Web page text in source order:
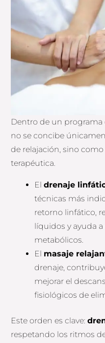
Dentro de un programa
no se concibe
de relajación, sino
terapéutica.
Eldrenaje
técnicas más
retorno linfático,
líquidos y ayuda
metabólicos.
El masaje
drenaje,
mejorar el
fisiológicos de
Este orden es clave:
respetando los ritmos